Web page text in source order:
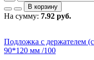
В корзину
На сумму: 7.92 руб.
Подложка с держателем
90*120 мм /100